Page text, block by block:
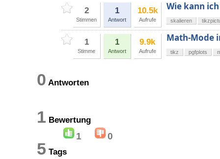
2
Stimmen
1
Antwort
10.5k
Aufrufe
Wie kann
skalieren
1
Stimme
1
Antwort
9.9k
Aufrufe
Math-Mode
tikz pgfplots
0 Antworten
1 Bewertung
1 0
5 Tags